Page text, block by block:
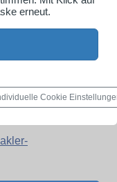
erneut.
Cookie